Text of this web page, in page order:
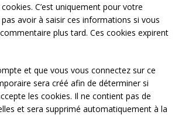
C’est uniquement pour votre
avoir à saisir ces informations si vous
plus tard. Ces cookies expirent
et que vous vous connectez sur ce
sera créé afin de déterminer si
les cookies. Il ne contient pas de
et sera supprimé automatiquement à la